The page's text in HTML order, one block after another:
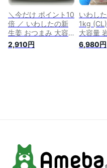
＼今だけ ポイント10
倍 ／ いわしたの新
生姜 おつまみ 大容
量 岩下の新生姜
400g (CL) 個包装 チ
2,910円
いわし
1kg
大容量
個包装 1
しょう
6,980円